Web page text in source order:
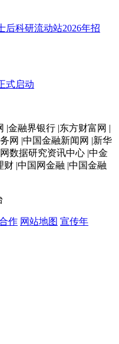
后科研流动站2026年招
式启动
|金融界银行 |东方财富网 |
网 |中国金融新闻网 |新华
数据研究资讯中心 |中金
|中国网金融 |中国金融
作 网站地图 宣传年